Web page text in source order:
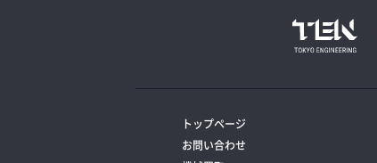
トップページ
お問い合わせ